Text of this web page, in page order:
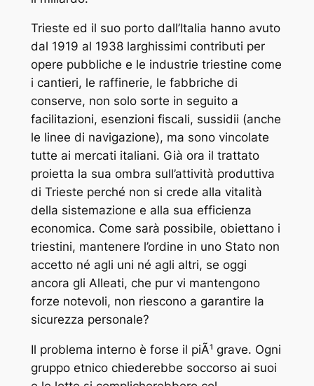
Trieste ed il suo porto dall’Italia hanno avuto
dal 1919 al 1938 larghissimi contributi per
opere pubbliche e le industrie triestine come
i cantieri, le raffinerie, le fabbriche di
conserve, non solo sorte in seguito a
facilitazioni, esenzioni fiscali, sussidii (anche
le linee di navigazione), ma sono vincolate
tutte ai mercati italiani. Già ora il trattato
proietta la sua ombra sull’attività produttiva
di Trieste perché non si crede alla vitalità
della sistemazione e alla sua efficienza
economica. Come sarà possibile, obiettano i
triestini, mantenere l’ordine in uno Stato non
accetto né agli uni né agli altri, se oggi
ancora gli Alleati, che pur vi mantengono
forze notevoli, non riescono a garantire la
sicurezza personale?
Il problema interno è forse il piÃ¹ grave. Ogni
gruppo etnico chiederebbe soccorso ai suoi